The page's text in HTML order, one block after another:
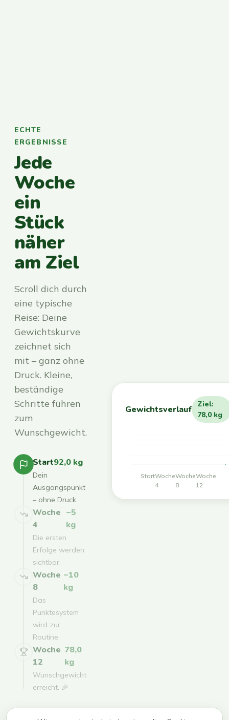
ECHTE
ERGEBNISSE
Jede
Woche
ein
Stück
näher
am Ziel
Scroll dich durch
eine typische
Reise: Deine
Gewichtskurve
zeichnet sich
mit – ganz ohne
Druck. Kleine,
beständige
Schritte führen
zum
Wunschgewicht.
Start92,0 kg
Dein
Ausgangspunkt
– ohne Druck.
Woche
4
−5
kg
Die ersten
Erfolge werden
sichtbar.
Woche
8
−10
kg
Das
Punktesystem
wird zur
Routine.
Woche
12
78,0
kg
Wunschgewicht
erreicht. 🎉
Gewichtsverlauf
Ziel:
78,0 kg
StartWoche
4
Woche
8
Woche
12